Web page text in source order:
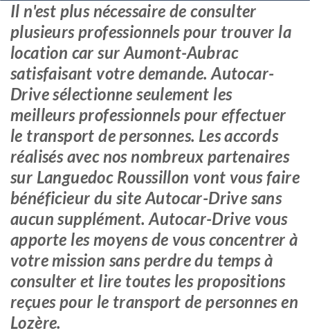
Il n'est plus nécessaire de consulter
plusieurs professionnels pour trouver la
location car sur Aumont-Aubrac
satisfaisant votre demande. Autocar-
Drive sélectionne seulement les
meilleurs professionnels pour effectuer
le transport de personnes. Les accords
réalisés avec nos nombreux partenaires
sur Languedoc Roussillon vont vous faire
bénéficieur du site Autocar-Drive sans
aucun supplément. Autocar-Drive vous
apporte les moyens de vous concentrer à
votre mission sans perdre du temps à
consulter et lire toutes les propositions
reçues pour le transport de personnes en
Lozère.